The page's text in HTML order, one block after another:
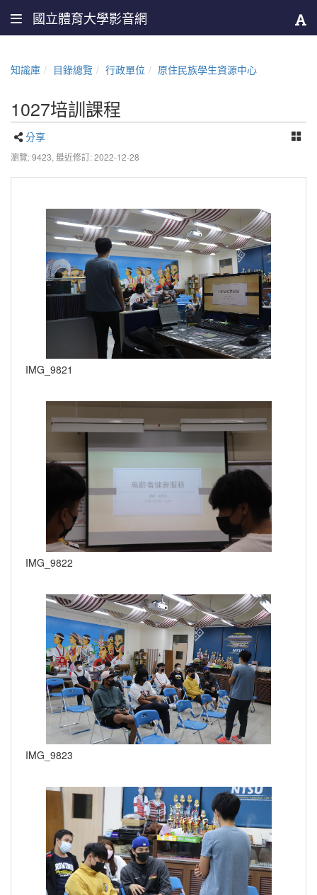
國立體育大學影音網
知識庫 目錄總覽 行政單位 原住民族學生資源中心
1027培訓課程
分享
瀏覽: 9423, 最近修訂: 2022-12-28
IMG_9821
IMG_9822
IMG_9823